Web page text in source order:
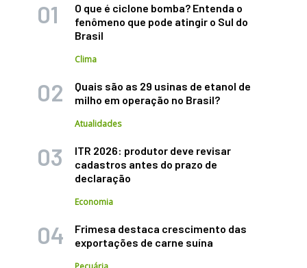
O que é ciclone bomba? Entenda o
fenômeno que pode atingir o Sul do
Brasil
Clima
Quais são as 29 usinas de etanol de
milho em operação no Brasil?
Atualidades
ITR 2026: produtor deve revisar
cadastros antes do prazo de
declaração
Economia
Frimesa destaca crescimento das
exportações de carne suína